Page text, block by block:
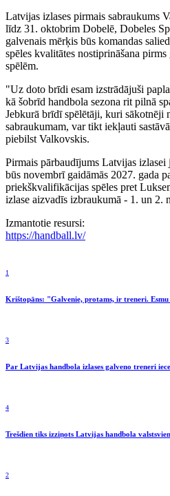
Latvijas izlases pirmais sabraukums
līdz 31. oktobrim Dobelē, Dobeles
galvenais mērķis būs komandas
spēles kvalitātes nostiprināšana
spēlēm.
"Uz doto brīdi esam izstrādājuši
kā šobrīd handbola sezona rit pilnā
Jebkurā brīdī spēlētāji, kuri sākotnēji
sabraukumam, var tikt iekļauti
piebilst Valkovskis.
Pirmais pārbaudījums Latvijas izlasei
būs novembrī gaidāmās 2027. gada
priekškvalifikācijas spēles pret
izlase aizvadīs izbraukumā - 1. un 2.
Izmantotie resursi:
https://handball.lv/
1
Krištopāns: "Galvenie, protams, ir treneri.
3
Par Latvijas handbola izlases galveno treneri
4
Trešdien tiks izziņots Latvijas handbola
2